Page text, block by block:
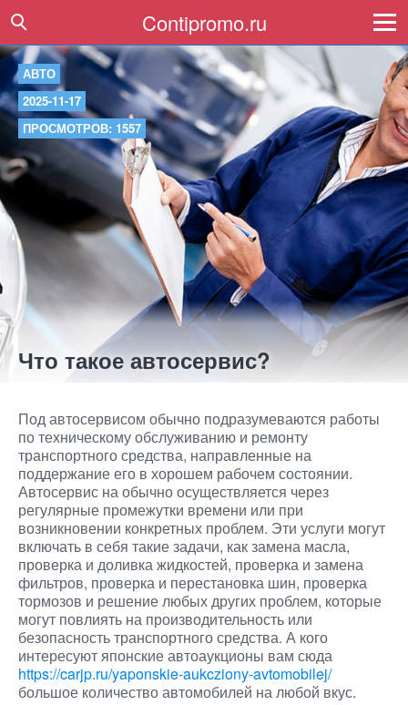
Contipromo.ru
АВТО
2025-11-17
ПРОСМОТРОВ: 1557
Что такое автосервис?
Под автосервисом обычно подразумеваются работы
по техническому обслуживанию и ремонту
транспортного средства, направленные на
поддержание его в хорошем рабочем состоянии.
Автосервис на обычно осуществляется через
регулярные промежутки времени или при
возникновении конкретных проблем. Эти услуги могут
включать в себя такие задачи, как замена масла,
проверка и доливка жидкостей, проверка и замена
фильтров, проверка и перестановка шин, проверка
тормозов и решение любых других проблем, которые
могут повлиять на производительность или
безопасность транспортного средства. А кого
интересуют японские автоаукционы вам сюда
https://carjp.ru/yaponskie-aukcziony-avtomobilej/
большое количество автомобилей на любой вкус.